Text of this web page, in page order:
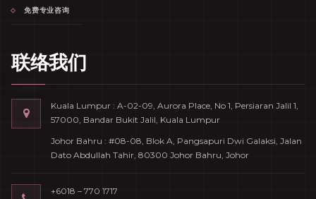
免费专业咨询
联络我们
Kuala Lumpur : A-02-09, Aurora Place, No 1, Persiaran Jalil 1,
57000, Bandar Bukit Jalil, Kuala Lumpur
Johor Bahru : #08-08, Blok A, Pangsapuri Dwi Galaksi, Jalan
Dato Abdullah Tahir, 80300 Johor Bahru, Johor
+6018 – 770 1717